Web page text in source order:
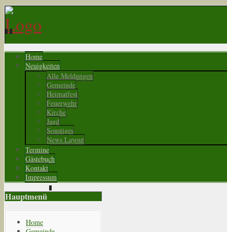
Home
Neuigkeiten
Alle Meldungen
Gemeinde
Heimatfest
Feuerwehr
Kirche
Jagd
Sonstiges
News Layout
Termine
Gästebuch
Kontakt
Impressum
Hauptmenü
Home